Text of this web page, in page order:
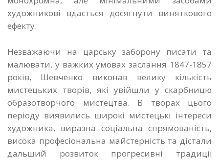
художникові вдається досягнути виняткового
ефекту.
Незважаючи на царську заборону писати та
малювати, у важких умовах заслання 1847-1857
років, Шевченко виконав велику кількість
мистецьких творів, які увійшли у скарбницю
образотворчого мистецтва. В творах цього
періоду виявились широкі мистецькі інтереси
художника, виразна соціальна спрямованість,
висока професіональна майстерність та дістали
дальший розвиток прогресивні традиції